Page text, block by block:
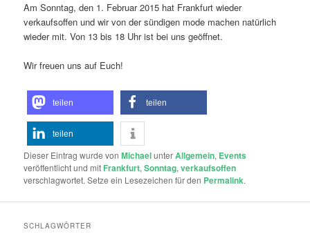
Am Sonntag, den 1. Februar 2015 hat Frankfurt wieder
verkaufsoffen und wir von der sündigen mode machen natürlich
wieder mit. Von 13 bis 18 Uhr ist bei uns geöffnet.
Wir freuen uns auf Euch!
teilen teilen
teilen
Dieser Eintrag wurde vonMichaelunterAllgemein, Events
veröffentlicht und mit Frankfurt,Sonntag,verkaufsoffen
verschlagwortet. Setze ein Lesezeichen für den Permalink.
SCHLAGWÖRTER